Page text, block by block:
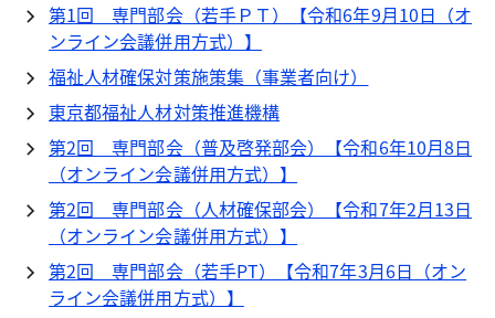
第1回 専門部会（若手ＰＴ）【令和6年9月10日（オ
ンライン会議併用方式）】
福祉人材確保対策施策集（事業者向け）
東京都福祉人材対策推進機構
第2回 専門部会（普及啓発部会）【令和6年10月8日
（オンライン会議併用方式）】
第2回 専門部会（人材確保部会）【令和7年2月13日
（オンライン会議併用方式）】
第2回 専門部会（若手PT）【令和7年3月6日（オン
ライン会議併用方式）】